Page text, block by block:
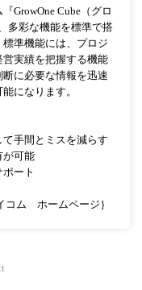
GrowOne Cube（グロ
多彩な機能を標準で搭
準機能には、プロジ
実績を把握する機能
に必要な情報を迅速
になります。
て手間とミスを減らす
が可能
ート
コム ホームページ｝